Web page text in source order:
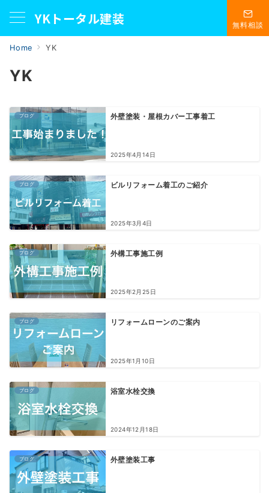
YKトータル建装 無料相談
Home YK
YK
ブログ 外壁塗装・屋根カバー工事着工
2025年4月14日
ブログ ビルリフォーム着工のご紹介
2025年3月4日
ブログ 外構工事施工例
2025年2月25日
ブログ リフォームローンのご案内
2025年1月10日
ブログ 浴室水栓交換
2024年12月18日
ブログ 外壁塗装工事